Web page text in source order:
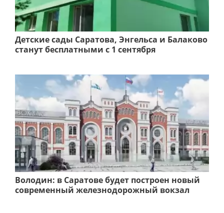
Детские сады Саратова, Энгельса и Балаково
станут бесплатными с 1 сентября
Володин: в Саратове будет построен новый
современный железнодорожный вокзал